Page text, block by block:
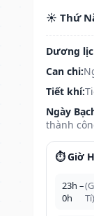
☀️ Thứ
Dương
Can chi:
Tiết khí:
Ngày
thành
⏱️ Giờ
23h –
0h
Tí)